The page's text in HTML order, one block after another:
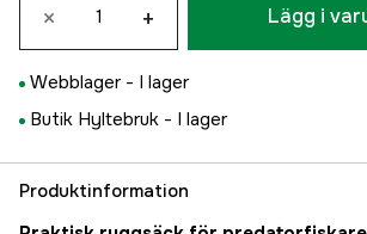
× + Lägg i
Webblager - I lager
Butik Hyltebruk - I lager
Produktinformation